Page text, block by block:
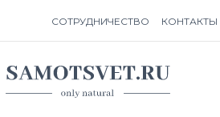
СОТРУДНИЧЕСТВО КОНТАКТЫ